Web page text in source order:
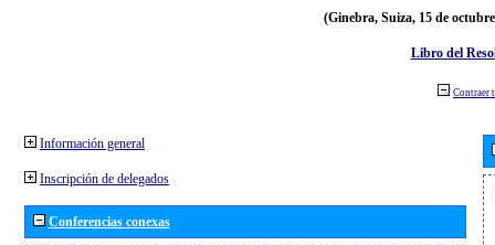
(Ginebra, Suiza, 15 de
Libro del
Contraer
Información general
Inscripción de delegados
Conferencias conexas